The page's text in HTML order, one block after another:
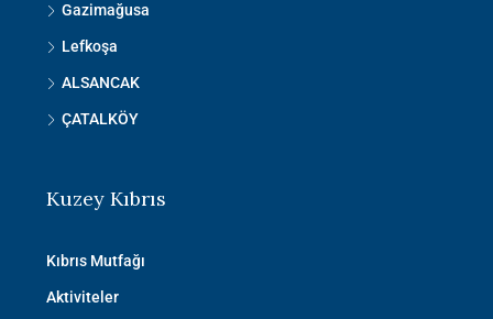
Gazimağusa
Lefkoşa
ALSANCAK
ÇATALKÖY
Kuzey Kıbrıs
Kıbrıs Mutfağı
Aktiviteler